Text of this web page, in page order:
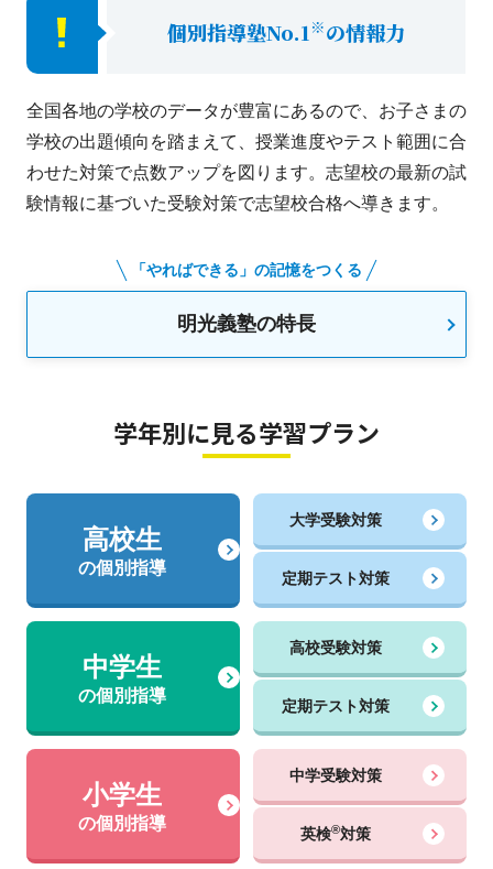
個別指導塾No.1 ※の情報力
全国各地の学校のデータが豊富にあるので、お子さまの
学校の出題傾向を踏まえて、授業進度やテスト範囲に合
わせた対策で点数アップを図ります。志望校の最新の試
験情報に基づいた受験対策で志望校合格へ導きます。
「やればできる」の記憶をつくる
明光義塾の特長
学年別に見る学習プラン
高校生
の個別指導
大学受験対策
定期テスト対策
中学生
の個別指導
高校受験対策
定期テスト対策
小学生
の個別指導
中学受験対策
英検®対策